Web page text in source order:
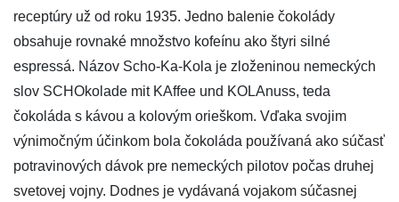
receptúry už od roku 1935. Jedno balenie čokolády
obsahuje rovnaké množstvo kofeínu ako štyri silné
espressá. Názov Scho-Ka-Kola je zloženinou nemeckých
slov SCHOkolade mit KAffee und KOLAnuss, teda
čokoláda s kávou a kolovým orieškom. Vďaka svojim
výnimočným účinkom bola čokoláda používaná ako súčasť
potravinových dávok pre nemeckých pilotov počas druhej
svetovej vojny. Dodnes je vydávaná vojakom súčasnej